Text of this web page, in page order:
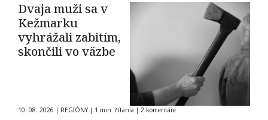
Dvaja muži sa v
Kežmarku
vyhrážali zabitím,
skončili vo väzbe
10. 08. 2026 | REGIÓNY | 1 min. čítania | 2 komentáre